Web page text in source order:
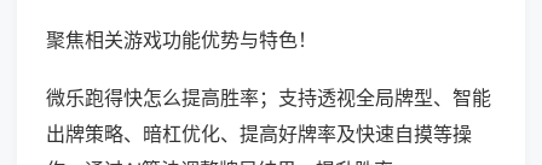
聚焦相关游戏功能优势与特色！
微乐跑得快怎么提高胜率；支持透视全局牌型、智能
出牌策略、暗杠优化、提高好牌率及快速自摸等操